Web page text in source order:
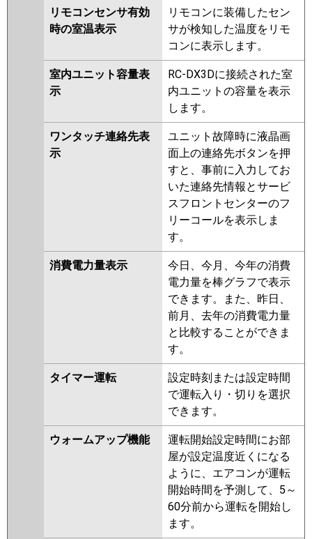
リモコンセンサ有効
時の室温表示
リモコンに装備したセン
サが検知した温度をリモ
コンに表示します。
室内ユニット容量表
示
RC-DX3Dに接続された室
内ユニットの容量を表示
します。
ワンタッチ連絡先表
示
ユニット故障時に液晶画
面上の連絡先ボタンを押
すと、事前に入力してお
いた連絡先情報とサービ
スフロントセンターのフ
リーコールを表示しま
す。
消費電力量表示
今日、今月、今年の消費
電力量を棒グラフで表示
できます。また、昨日、
前月、去年の消費電力量
と比較することができま
す。
タイマー運転
設定時刻または設定時間
で運転入り・切りを選択
できます。
ウォームアップ機能
運転開始設定時間にお部
屋が設定温度近くになる
ように、エアコンが運転
開始時間を予測して、5～
60分前から運転を開始し
ます。